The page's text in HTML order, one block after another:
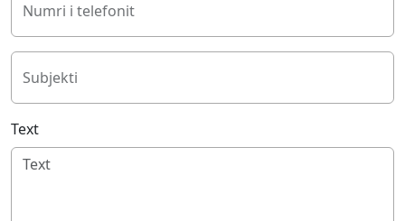
Numri i telefonit
Subjekti
Text